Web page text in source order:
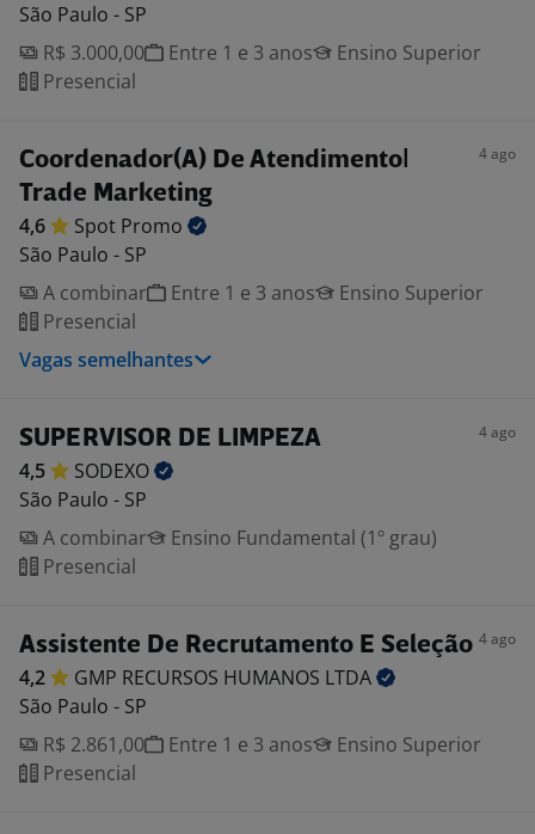
São Paulo - SP
R$ 3.000,00
Entre 1 e 3 anos
Ensino Superior
Presencial
Coordenador(A) De Atendimento|
Trade Marketing
4 ago
4,6 Spot Promo
São Paulo - SP
A combinar
Entre 1 e 3 anos
Ensino Superior
Presencial
Vagas semelhantes
SUPERVISOR DE LIMPEZA 4 ago
4,5
SODEXO
São Paulo - SP
A combinar
Ensino Fundamental (1º grau)
Presencial
Assistente De Recrutamento E Seleção 4 ago
4,2 GMP RECURSOS HUMANOS LTDA
São Paulo - SP
R$ 2.861,00
Entre 1 e 3 anos
Ensino Superior
Presencial